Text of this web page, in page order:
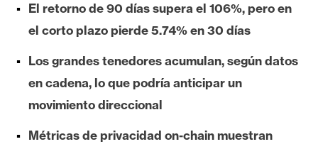
s
i
N
o
t
El retorno de 90 días supera el 106%, pero en
el corto plazo pierde 5.74% en 30 días
Los grandes tenedores acumulan, según datos
en cadena, lo que podría anticipar un
movimiento direccional
Métricas de privacidad on-chain muestran